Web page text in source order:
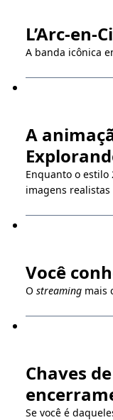
L’Arc-en-
A banda icônica
A
Enquanto o estilo
imagens realistas
Você
O streamingmais
Chaves
Se você é